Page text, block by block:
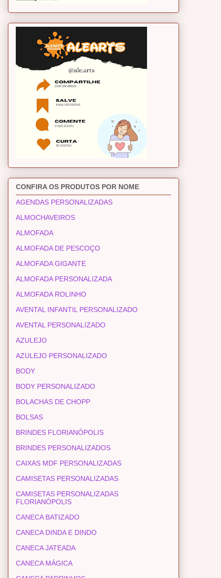
CONFIRA OS PRODUTOS POR NOME
AGENDAS PERSONALIZADAS
ALMOCHAVEIROS
ALMOFADA
ALMOFADA DE PESCOÇO
ALMOFADA GIGANTE
ALMOFADA PERSONALIZADA
ALMOFADA ROLINHO
AVENTAL INFANTIL PERSONALIZADO
AVENTAL PERSONALIZADO
AZULEJO
AZULEJO PERSONALIZADO
BODY
BODY PERSONALIZADO
BOLACHAS DE CHOPP
BOLSAS
BRINDES FLORIANÓPOLIS
BRINDES PERSONALIZADOS
CAIXAS MDF PERSONALIZADAS
CAMISETAS PERSONALIZADAS
CAMISETAS PERSONALIZADAS
FLORIANÓPOLIS
CANECA BATIZADO
CANECA DINDA E DINDO
CANECA JATEADA
CANECA MÁGICA